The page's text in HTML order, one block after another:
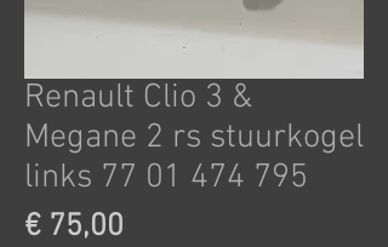
Renault Clio 3 &
Megane 2 rs stuurkogel
links 77 01 474 795
€ 75,00